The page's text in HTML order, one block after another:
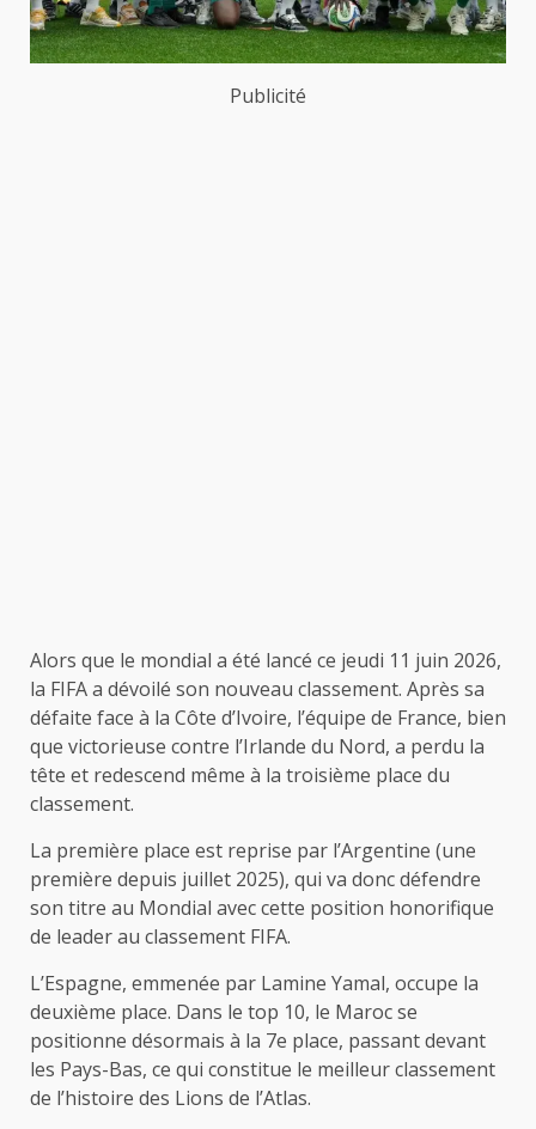
Publicité
Alors que le mondial a été lancé ce jeudi 11 juin 2026,
la FIFA a dévoilé son nouveau classement. Après sa
défaite face à la Côte d’Ivoire, l’équipe de France, bien
que victorieuse contre l’Irlande du Nord, a perdu la
tête et redescend même à la troisième place du
classement.
La première place est reprise par l’Argentine (une
première depuis juillet 2025), qui va donc défendre
son titre au Mondial avec cette position honorifique
de leader au classement FIFA.
L’Espagne, emmenée par Lamine Yamal, occupe la
deuxième place. Dans le top 10, le Maroc se
positionne désormais à la 7e place, passant devant
les Pays-Bas, ce qui constitue le meilleur classement
de l’histoire des Lions de l’Atlas.